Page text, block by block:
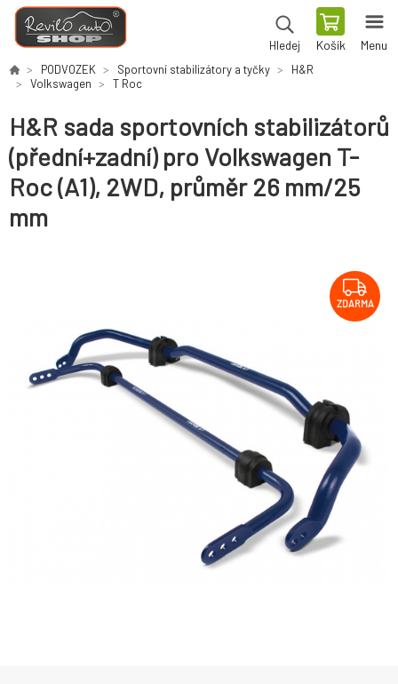
Hledej Košík Menu
PODVOZEK Sportovní stabilizátory a tyčky
H&R
Volkswagen
T Roc
H&R sada sportovních stabilizátorů
(přední+zadní) pro Volkswagen T-
Roc (A1), 2WD, průměr 26 mm/25
mm
ZDARMA